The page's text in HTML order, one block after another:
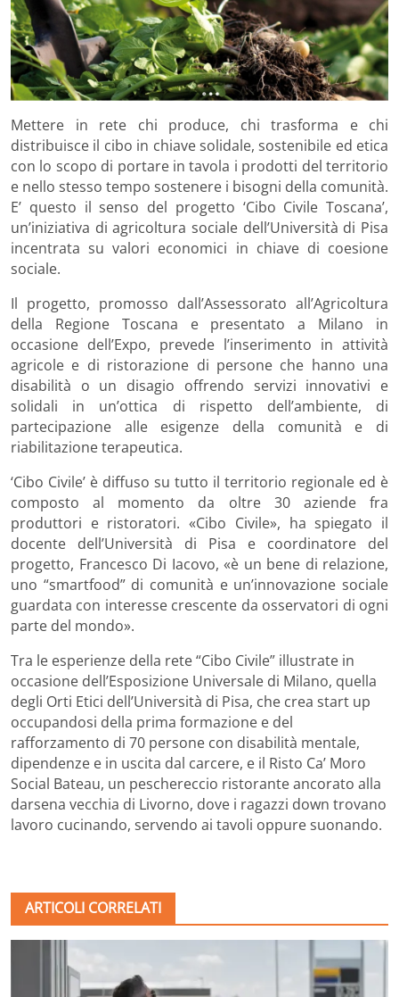
Mettere in rete chi produce, chi trasforma e chi
distribuisce il cibo in chiave solidale, sostenibile ed etica
con lo scopo di portare in tavola i prodotti del territorio
e nello stesso tempo sostenere i bisogni della comunità.
E’ questo il senso del progetto ‘Cibo Civile Toscana’,
un’iniziativa di agricoltura sociale dell’Università di Pisa
incentrata su valori economici in chiave di coesione
sociale.
Il progetto, promosso dall’Assessorato all’Agricoltura
della Regione Toscana e presentato a Milano in
occasione dell’Expo, prevede l’inserimento in attività
agricole e di ristorazione di persone che hanno una
disabilità o un disagio offrendo servizi innovativi e
solidali in un’ottica di rispetto dell’ambiente, di
partecipazione alle esigenze della comunità e di
riabilitazione terapeutica.
‘Cibo Civile’ è diffuso su tutto il territorio regionale ed è
composto al momento da oltre 30 aziende fra
produttori e ristoratori. «Cibo Civile», ha spiegato il
docente dell’Università di Pisa e coordinatore del
progetto, Francesco Di Iacovo, «è un bene di relazione,
uno “smartfood” di comunità e un’innovazione sociale
guardata con interesse crescente da osservatori di ogni
parte del mondo».
Tra le esperienze della rete “Cibo Civile” illustrate in
occasione dell’Esposizione Universale di Milano, quella
degli Orti Etici dell’Università di Pisa, che crea start up
occupandosi della prima formazione e del
rafforzamento di 70 persone con disabilità mentale,
dipendenze e in uscita dal carcere, e il Risto Ca’ Moro
Social Bateau, un peschereccio ristorante ancorato alla
darsena vecchia di Livorno, dove i ragazzi down trovano
lavoro cucinando, servendo ai tavoli oppure suonando.
ARTICOLI CORRELATI